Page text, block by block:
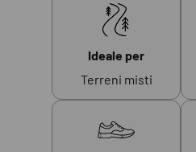
Ideale per
Terreni misti